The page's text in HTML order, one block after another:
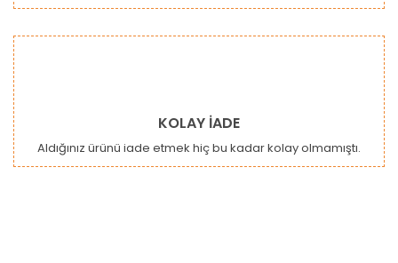
KOLAY İADE
Aldığınız ürünü iade etmek hiç bu kadar kolay olmamıştı.